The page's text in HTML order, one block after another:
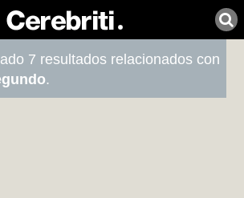
7 resultados relacionados con
.